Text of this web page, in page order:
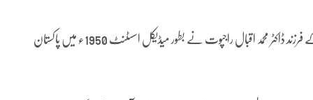
ریاض نمایاں ہیں۔چوہدری لعل خان کے پوتے،چوہدری مہدی خان کے فرزند ڈاکٹر محمد اقبال راجپوت نے بطور میڈیکل اسسٹنٹ 1950ء میں پاکستان